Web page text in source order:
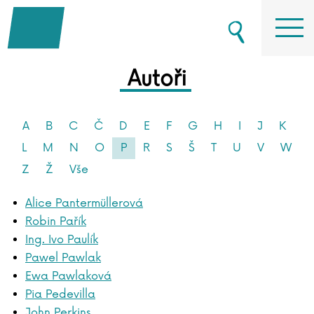
Autoři
A B C Č D E F G H I J
K
L
M N O P R S Š T U V
W
Z
Ž Vše
Alice Pantermüllerová
Robin Pařík
Ing. Ivo Paulík
Pawel Pawlak
Ewa Pawlaková
Pia Pedevilla